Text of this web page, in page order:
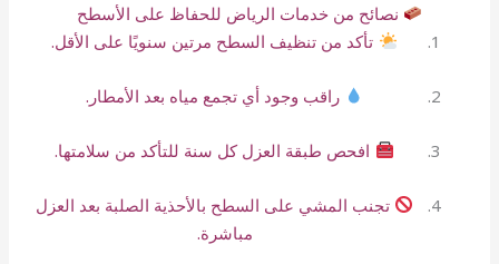
نصائح من خدمات الرياض للحفاظ على الأسطح
تأكد من تنظيف السطح مرتين سنويًا على الأقل.
راقب وجود أي تجمع مياه بعد الأمطار.
افحص طبقة العزل كل سنة للتأكد من سلامتها.
تجنب المشي على السطح بالأحذية الصلبة بعد العزل
مباشرة.